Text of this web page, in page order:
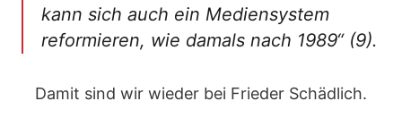
kann sich auch ein Mediensystem
reformieren, wie damals nach 1989“ (9).
Damit sind wir wieder bei Frieder Schädlich.